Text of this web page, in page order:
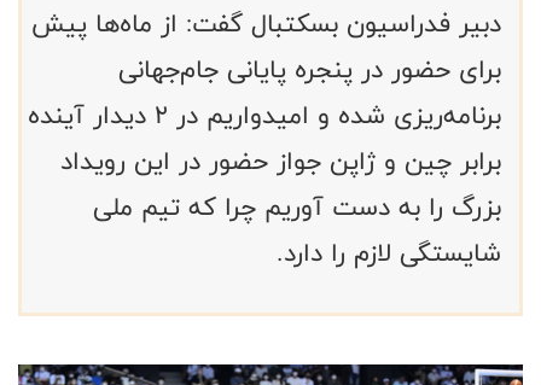
دبیر فدراسیون بسکتبال گفت: از ماه‌ها پیش
برای حضور در پنجره پایانی جام‌جهانی
برنامه‌ریزی شده و امیدواریم در ۲ دیدار آینده
برابر چین و ژاپن جواز حضور در این رویداد
بزرگ را به دست آوریم چرا که تیم ملی
شایستگی لازم را دارد.